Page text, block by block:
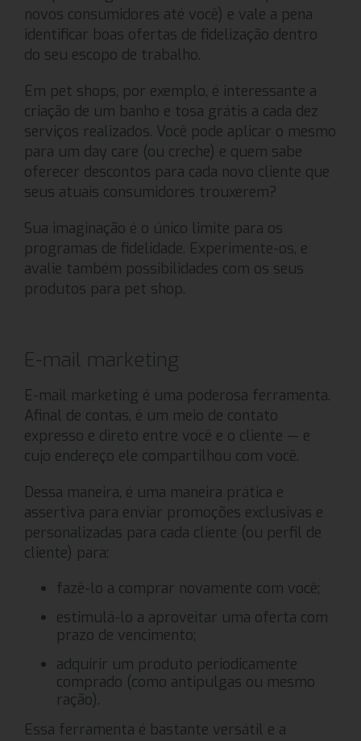
novos consumidores até você) e vale a pena
identificar boas ofertas de fidelização dentro
do seu escopo de trabalho.
Em pet shops, por exemplo, é interessante a
criação de um banho e tosa grátis a cada dez
serviços realizados. Você pode aplicar o mesmo
para um day care (ou creche) e quem sabe
oferecer descontos para cada novo cliente que
seus atuais consumidores trouxerem?
Sua imaginação é o único limite para os
programas de fidelidade. Experimente-os, e
avalie também possibilidades com os seus
produtos para pet shop.
E-mail marketing
E-mail marketing é uma poderosa ferramenta.
Afinal de contas, é um meio de contato
expresso e direto entre você e o cliente — e
cujo endereço ele compartilhou com você.
Dessa maneira, é uma maneira prática e
assertiva para enviar promoções exclusivas e
personalizadas para cada cliente (ou perfil de
cliente) para:
fazê-lo a comprar novamente com você;
estimulá-lo a aproveitar uma oferta com
prazo de vencimento;
adquirir um produto periodicamente
comprado (como antipulgas ou mesmo
ração).
Essa ferramenta é bastante versátil e a